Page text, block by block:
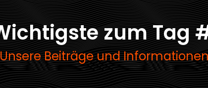
zum Tag
Beiträge und